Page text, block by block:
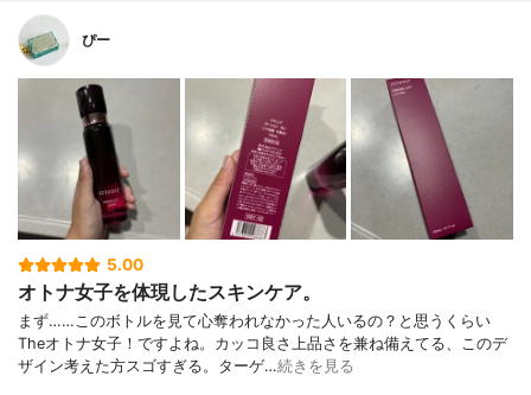
ぴー
5.00
オトナ女子を体現したスキンケア。
まず……このボトルを見て心奪われなかった人いるの？と思うくらい
Theオトナ女子！ですよね。カッコ良さ上品さを兼ね備えてる、このデ
ザイン考えた方スゴすぎる。ターゲ…続きを見る